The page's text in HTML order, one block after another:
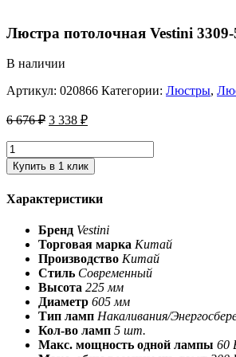
Люстра потолочная Vestini
В наличии
Артикул: 020866 Категории: Люстры,
6 676₽ 3 338 ₽
Купить в 1 клик
Характеристики
Бренд Vestini
Торговая марка Китай
Производство Китай
Стиль Современный
Высота 225 мм
Диаметр 605 мм
Тип ламп Накаливания/
Кол-во ламп 5 шт.
Макс. мощность одной лампы 60